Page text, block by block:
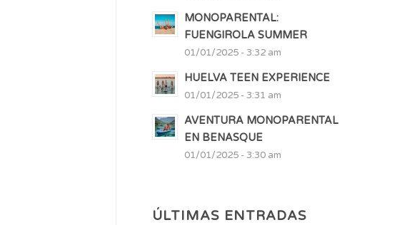
MONOPARENTAL:
FUENGIROLA SUMMER
01/01/2025 - 3:32 am
HUELVA TEEN EXPERIENCE
01/01/2025 - 3:31 am
AVENTURA MONOPARENTAL
EN BENASQUE
01/01/2025 - 3:30 am
ÚLTIMAS ENTRADAS